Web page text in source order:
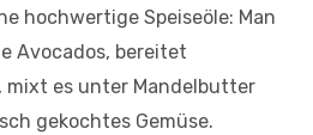
hochwertige Speiseöle: Man
Avocados, bereitet
mixt es unter Mandelbutter
gekochtes Gemüse.